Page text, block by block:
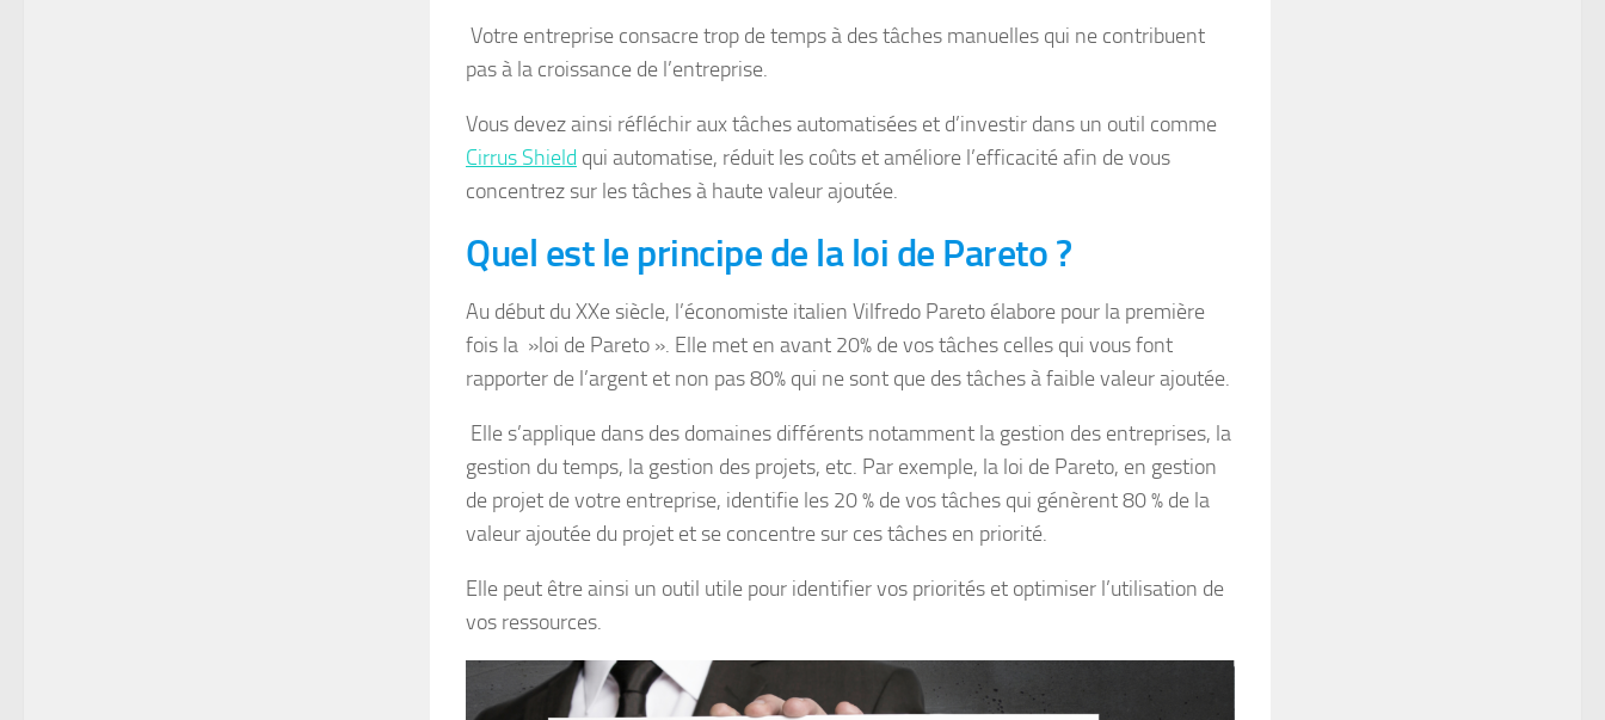
Votre entreprise consacre trop de temps à des tâches manuelles qui ne contribuent
pas à la croissance de l’entreprise.
Vous devez ainsi réfléchir aux tâches automatisées et d’investir dans un outil comme
Cirrus Shield qui automatise, réduit les coûts et améliore l’efficacité afin de vous
concentrez sur les tâches à haute valeur ajoutée.
Quel est le principe de la loi de Pareto ?
Au début du XXe siècle, l’économiste italien Vilfredo Pareto élabore pour la première
fois la »loi de Pareto ». Elle met en avant 20% de vos tâches celles qui vous font
rapporter de l’argent et non pas 80% qui ne sont que des tâches à faible valeur ajoutée.
Elle s’applique dans des domaines différents notamment la gestion des entreprises, la
gestion du temps, la gestion des projets, etc. Par exemple, la loi de Pareto, en gestion
de projet de votre entreprise, identifie les 20 % de vos tâches qui génèrent 80 % de la
valeur ajoutée du projet et se concentre sur ces tâches en priorité.
Elle peut être ainsi un outil utile pour identifier vos priorités et optimiser l’utilisation de
vos ressources.